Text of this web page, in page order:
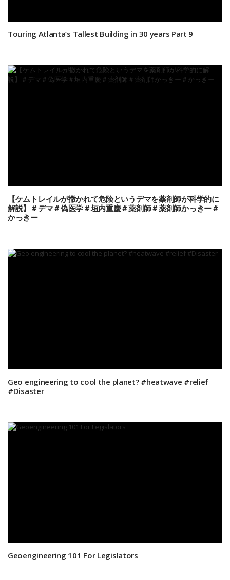
Touring Atlanta’s Tallest Building in 30 years Part 9
【ケムトレイルが撒かれて危険というデマを薬剤師が科学的に
解説】＃デマ＃偽医学＃垣内重慶＃薬剤師＃薬剤師かっきー＃
かっきー
Geo engineering to cool the planet? #heatwave #relief
#Disaster
Geoengineering 101 For Legislators